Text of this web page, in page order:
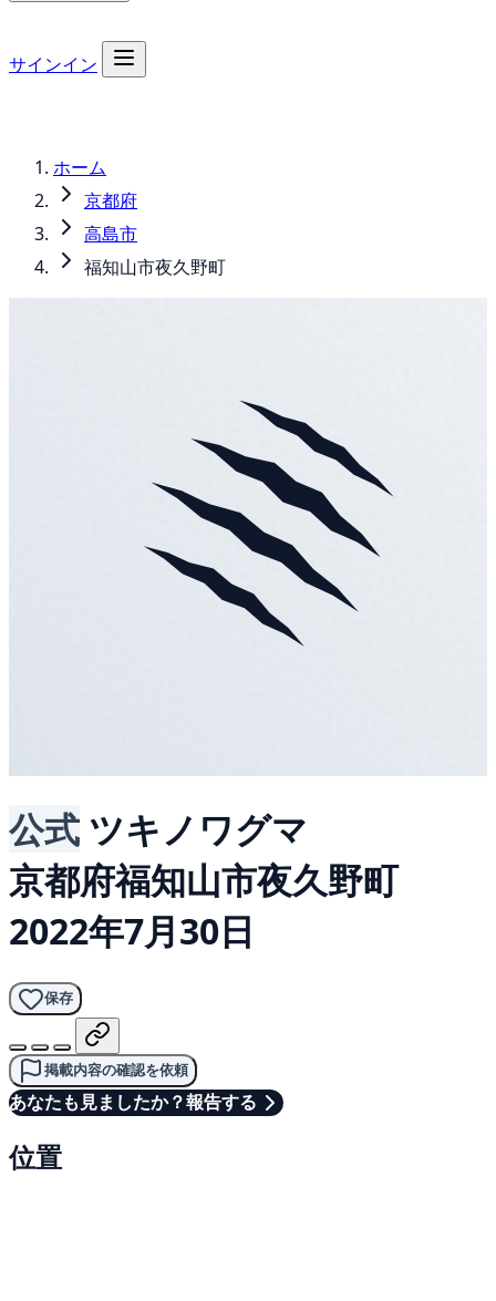
サインイン
ホーム
京都府
高島市
福知山市夜久野町
公式 ツキノワグマ
京都府福知山市夜久野町
2022年7月30日
保存
掲載内容の確認を依頼
あなたも見ましたか？報告する
位置